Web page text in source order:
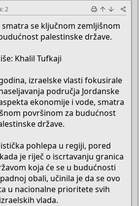
o
r
a
e
d
e
2
smatra se ključnom zemljišnom
palestinske države.
Khalil Tufkaji
izraelske vlasti fokusirale
područja Jordanske
ekonomije i vode, smatra
površinom za budućnost
države.
pohlepa u regiji, pored
je riječ o iscrtavanju granica
koja će se u budućnosti
obali, učinila je da se ovo
u nacionalne prioritete svih
izraelskih vlada.